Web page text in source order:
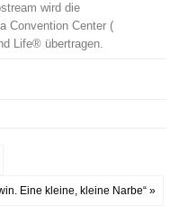
wird die
Convention Center (
Life® übertragen.
Eine kleine, kleine Narbe“ »